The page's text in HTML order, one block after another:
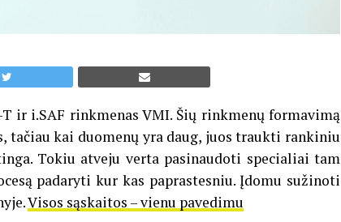
ir i.SAF rinkmenas VMI. Šių rinkmenų formavimą
kai duomenų yra daug, juos traukti rankiniu
Tokiu atveju verta pasinaudoti specialiai tam
padaryti kur kas paprastesniu. Įdomu sužinoti
Visos sąskaitos – vienu pavedimu